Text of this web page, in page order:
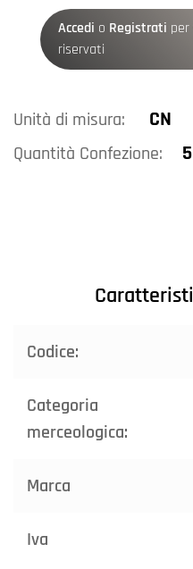
Accedi o Registrati per
riservati
Unità di misura: CN
Quantità Confezione:
Codice:
Categoria
merceologica:
Marca
Iva